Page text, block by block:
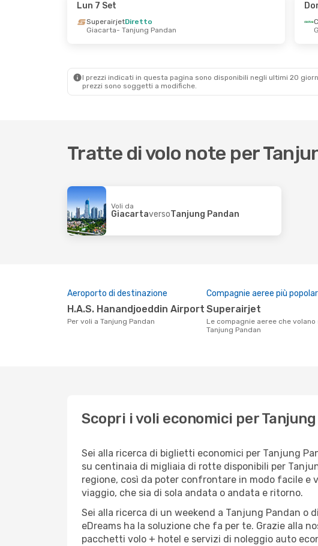
- Lun 7 Set
Tanjung Pandan - Giacarta
Tanjung Pandan - Giacarta
Lun 7 Set
SuperairjetDiretto
Giacarta- Tanjung Pandan
I prezzi indicati in questa pagina sono disponibili negli ultimi 20
prezzi sono soggetti a modifiche.
Tratte di volo note per
Voli da
GiacartaversoTanjung Pandan
Aeroporto di destinazione
H.A.S. Hanandjoeddin Airport
Per voli a Tanjung Pandan
Compagnie aeree più
Superairjet
Le compagnie aeree che volano su
Tanjung Pandan
Scopri i voli economici per
Sei alla ricerca di biglietti economici per Tanjung
su centinaia di migliaia di rotte disponibili per
regione, così da poter confrontare in modo facile e
viaggio, che sia di sola andata o andata e ritorno.
Sei alla ricerca di un weekend a Tanjung Pandan o
eDreams ha la soluzione che fa per te. Grazie alla
pacchetti volo + hotel e servizi di noleggio auto